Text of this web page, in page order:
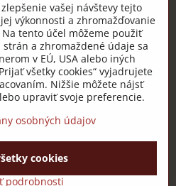
Copyright
ochrany osobných údajov
vašej návštevy tejto
výkonnosti a zhromažďovanie
tento účel môžeme použiť
a zhromaždené údaje sa
v EÚ, USA alebo iných
všetky cookies“ vyjadrujete
Nižšie môžete nájsť
upraviť svoje preferencie.
osobných údajov
podrobnosti
cookies